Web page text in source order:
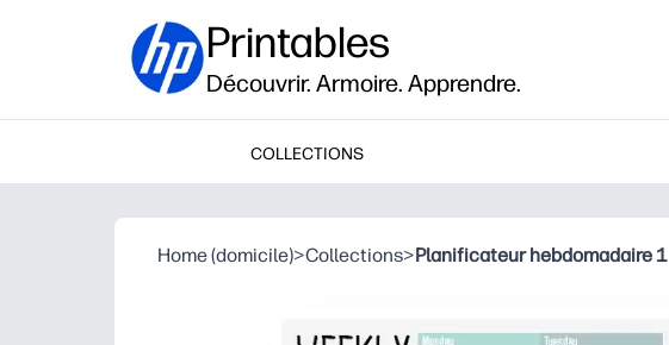
Printables
Découvrir. Armoire. Apprendre.
COLLECTIONS
Home (domicile)>Collections>Planificateur hebdomadaire 1